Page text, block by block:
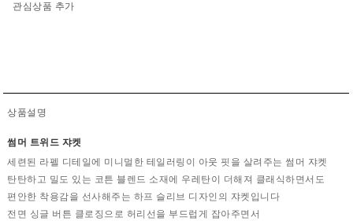
관심상품 추가
상품설명
썸머 트위드 쟈켓
세련된 라펠 디테일에 미니멀한 테일러링이 아웃 핏을 살려주는 썸머 쟈켓
탄탄하고 밀도 있는 코튼 블렌드 소재에 우레탄이 더해져 클래식하면서도
편안한 착용감을 선사해주는 하프 슬리브 디자인의 쟈켓입니다
전면 싱글 버튼 클로징으로 허리선을 부드럽게 잡아주면서